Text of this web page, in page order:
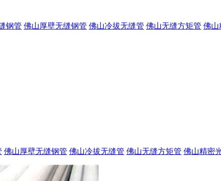
钢管 佛山厚壁无缝钢管 佛山冷拔无缝管 佛山无缝方矩管 佛山
佛山厚壁无缝钢管 佛山冷拔无缝管 佛山无缝方矩管 佛山精密